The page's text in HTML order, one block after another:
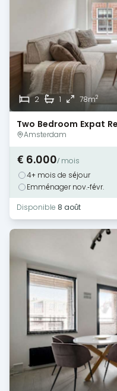
2 1 78m2
Two Bedroom Expat
Amsterdam
€ 6.000/ mois
4+ mois de séjour
Emménager nov.-févr.
Disponible 8 août